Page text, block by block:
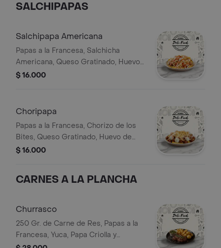
SALCHIPAPAS
Salchipapa Americana
Papas a la Francesa, Salchicha
Americana, Queso Gratinado, Huevo
de Codorniz y Salsas
$ 16.000
Choripapa
Papas a la Francesa, Chorizo de los
Bites, Queso Gratinado, Huevo de
Codorniz y Salsas
$ 16.000
CARNES A LA PLANCHA
Churrasco
250 Gr. de Carne de Res, Papas a la
Francesa, Yuca, Papa Criolla y